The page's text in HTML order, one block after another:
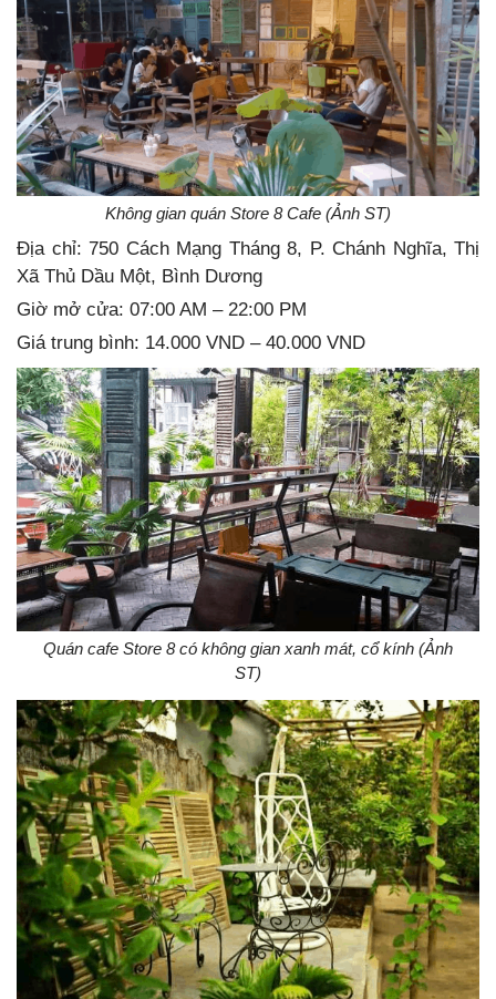
Không gian quán Store 8 Cafe (Ảnh ST)
Địa chỉ: 750 Cách Mạng Tháng 8, P. Chánh Nghĩa, Thị
Xã Thủ Dầu Một, Bình Dương
Giờ mở cửa: 07:00 AM – 22:00 PM
Giá trung bình: 14.000 VND – 40.000 VND
Quán cafe Store 8 có không gian xanh mát, cổ kính (Ảnh
ST)